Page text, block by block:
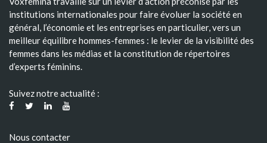
institutions internationales pour faire évoluer la société en
général, l’économie et les entreprises en particulier, vers un
meilleur équilibre hommes-femmes : le levier de la visibilité des
femmes dans les médias et la constitution de répertoires
d’experts féminins.
Suivez notre actualité :
Nous contacter